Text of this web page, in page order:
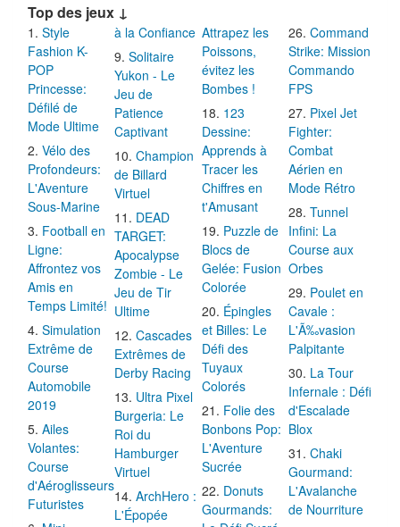
Top des jeux ↓
Style
Fashion K-
POP
Princesse:
Défilé de
Mode Ultime
Vélo des
Profondeurs:
L'Aventure
Sous-Marine
Football en
Ligne:
Affrontez vos
Amis en
Temps Limité!
Simulation
Extrême de
Course
Automobile
2019
Ailes
Volantes:
Course
d'Aéroglisseurs
Futuristes
à la Confiance
Solitaire
Yukon - Le
Jeu de
Patience
Captivant
Champion
de Billard
Virtuel
DEAD
TARGET:
Apocalypse
Zombie - Le
Jeu de Tir
Ultime
Cascades
Extrêmes de
Derby Racing
Ultra Pixel
Burgeria: Le
Roi du
Hamburger
Virtuel
ArchHero :
L'Épopée
Attrapez les
Poissons,
évitez les
Bombes !
123
Dessine:
Apprends à
Tracer les
Chiffres en
t'Amusant
Puzzle de
Blocs de
Gelée: Fusion
Colorée
Épingles
et Billes: Le
Défi des
Tuyaux
Colorés
Folie des
Bonbons Pop:
L'Aventure
Sucrée
Donuts
Gourmands:
Command
Strike: Mission
Commando
FPS
Pixel Jet
Fighter:
Combat
Aérien en
Mode Rétro
Tunnel
Infini: La
Course aux
Orbes
Poulet en
Cavale :
L'Ã‰vasion
Palpitante
La Tour
Infernale : Défi
d'Escalade
Blox
Chaki
Gourmand:
L'Avalanche
de Nourriture